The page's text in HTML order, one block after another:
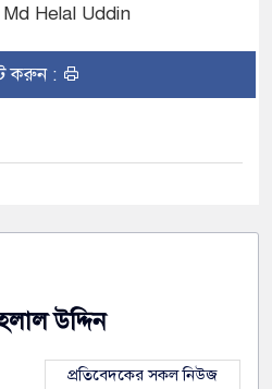
Md Helal Uddin
করুন :
উদ্দিন
প্রতিবেদকের সকল নিউজ